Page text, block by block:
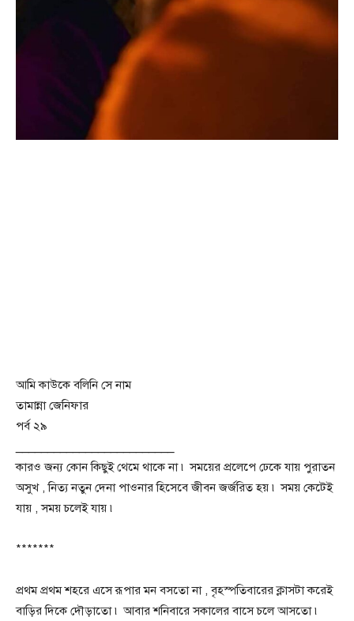
আমি কাউকে বলিনি সে নাম
তামান্না জেনিফার
পর্ব ২৯
কারও জন্য কোন কিছুই থেমে থাকে না ৷ সময়ের প্রলেপে ঢেকে যায় পুরাতন
অসুখ , নিত্য নতুন দেনা পাওনার হিসেবে জীবন জর্জরিত হয় ৷ সময় কেটেই
যায় , সময় চলেই যায় ৷
*******
প্রথম প্রথম শহরে এসে রূপার মন বসতো না , বৃহস্পতিবারের ক্লাসটা করেই
বাড়ির দিকে দৌড়াতো ৷ আবার শনিবারে সকালের বাসে চলে আসতো ৷